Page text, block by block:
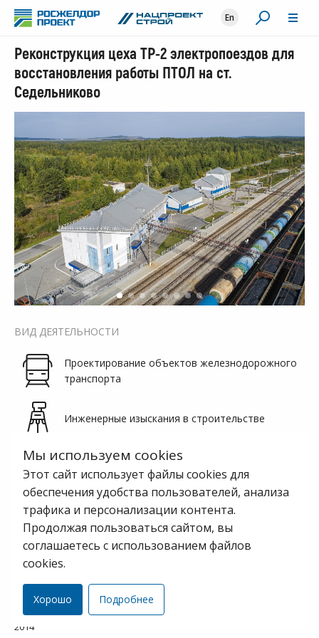
En
Реконструкция цеха ТР-2 электропоездов для
восстановления работы ПТОЛ на ст.
Седельниково
ВИД ДЕЯТЕЛЬНОСТИ
Проектирование объектов железнодорожного
транспорта
Инженерные изыскания в строительстве
Проектирование систем электроснабжения и
электрификации
Проектирование инженерного оборудования,
сетей и систем
Статус проекта:
Завершенный
Год завершения:
2014
Мы используем cookies
Этот сайт использует файлы cookies для
обеспечения удобства пользователей, анализа
трафика и персонализации контента.
Продолжая пользоваться сайтом, вы
соглашаетесь с использованием файлов
cookies.
Хорошо Подробнее